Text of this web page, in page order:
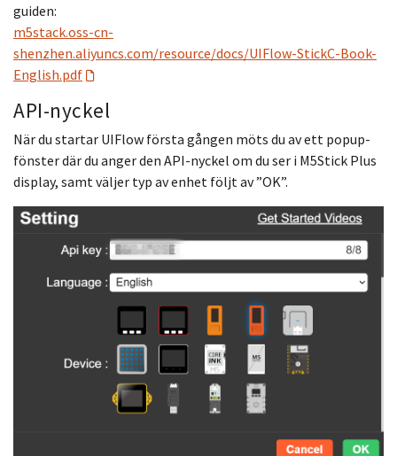
guiden:
m5stack.oss-cn-
shenzhen.aliyuncs.com/resource/docs/UIFlow-StickC-Book-
English.pdf
API-nyckel
När du startar UIFlow första gången möts du av ett popup-
fönster där du anger den API-nyckel om du ser i M5Stick Plus
display, samt väljer typ av enhet följt av ”OK”.